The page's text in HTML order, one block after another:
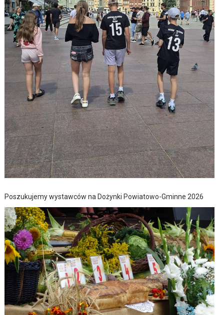
Poszukujemy wystawców na Dożynki Powiatowo-Gminne 2026